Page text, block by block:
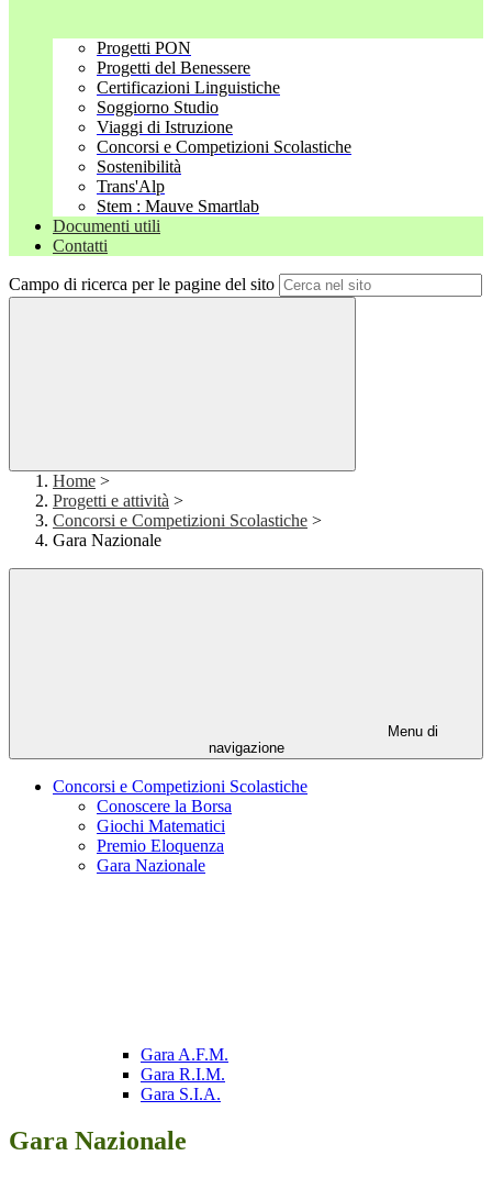
Progetti PON
Progetti del Benessere
Certificazioni Linguistiche
Soggiorno Studio
Viaggi di Istruzione
Concorsi e Competizioni Scolastiche
Sostenibilità
Trans'Alp
Stem : Mauve Smartlab
Documenti utili
Contatti
Campo di ricerca per le pagine del sito
Home >
Progetti e attività >
Concorsi e Competizioni Scolastiche >
Gara Nazionale
Menu di
navigazione
Concorsi e Competizioni Scolastiche
Conoscere la Borsa
Giochi Matematici
Premio Eloquenza
Gara Nazionale
Gara A.F.M.
Gara R.I.M.
Gara S.I.A.
Gara Nazionale